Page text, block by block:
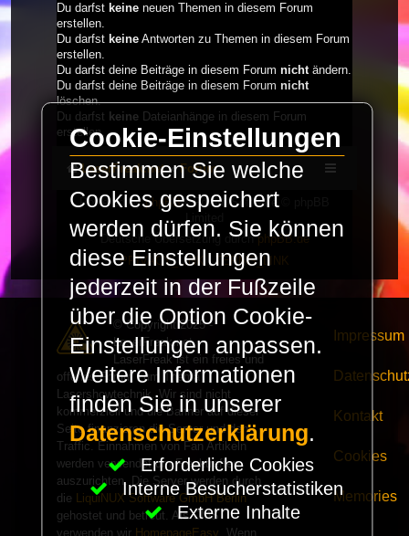
Du darfst keine neuen Themen in diesem Forum
erstellen.
Du darfst keine Antworten zu Themen in diesem Forum
erstellen.
Du darfst deine Beiträge in diesem Forum nichtändern.
Du darfst deine Beiträge in diesem Forum nicht
löschen.
Du darfst keine Dateianhänge in diesem Forum
erstellen.
LaserFreak.net Forum
Powered byphpBB® Forum Software © phpBB
Limited
Deutsche Übersetzung durchphpBB.de
PRIVACY_LINK | TERMS_LINK
© Copyright 2025 -
LaserFreak.net
LaserFreak ist ein freies und
offenes Forum zum Thema
Lasershowtechnik. Wir sind nicht
kommerziell und die Banner auf dieser
Seite finanzieren die Server und den
Traffic. Einnahmen von Fan Artikeln
werden verwendet um Freaktreffen
auszurichten. Die Server werden durch
die LiquiNUX Software GmbH Berlin
gehostet und betreut. Als CMS
verwenden wir HomepageEasy . Wenn
Impressum
Kontakt
Cookies
Memories
Cookie-Einstellungen
Bestimmen Sie welche
Cookies gespeichert
werden dürfen. Sie können
diese Einstellungen
jederzeit in der Fußzeile
über die Option Cookie-
Einstellungen anpassen.
Weitere Informationen
finden Sie in unserer
Datenschutzerklärung.
Erforderliche Cookies
Interne Besucherstatistiken
Externe Inhalte